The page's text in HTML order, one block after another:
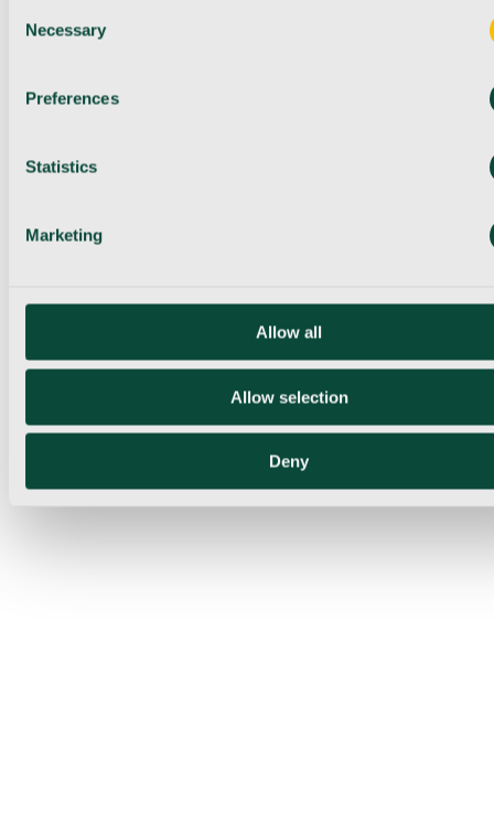
Selection
Necessary
Preferences
Statistics
Marketing
Allow all
Allow selection
Deny